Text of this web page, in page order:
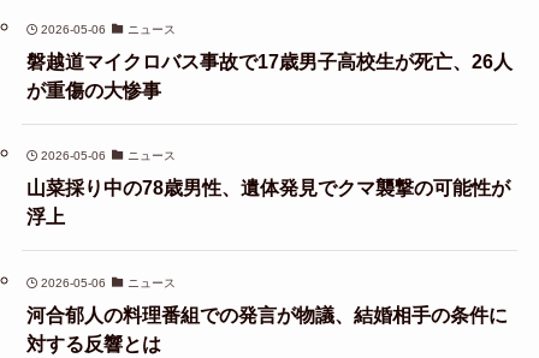
2026-05-06 ニュース
磐越道マイクロバス事故で17歳男子高校生が死亡、26人
が重傷の大惨事
2026-05-06 ニュース
山菜採り中の78歳男性、遺体発見でクマ襲撃の可能性が
浮上
2026-05-06 ニュース
河合郁人の料理番組での発言が物議、結婚相手の条件に
対する反響とは